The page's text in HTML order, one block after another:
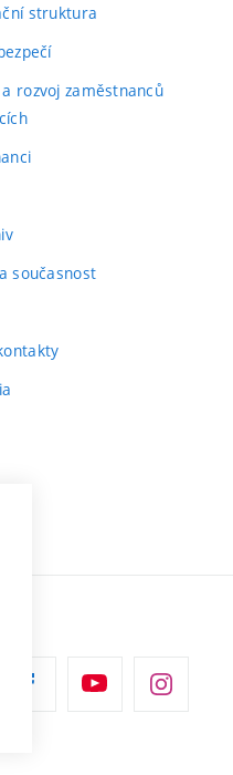
struktura
rozvoj zaměstnanců
současnost